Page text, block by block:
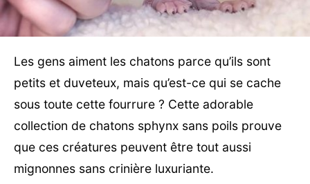
Les gens aiment les chatons parce qu’ils sont
petits et duveteux, mais qu’est-ce qui se cache
sous toute cette fourrure ? Cette adorable
collection de chatons sphynx sans poils prouve
que ces créatures peuvent être tout aussi
mignonnes sans crinière luxuriante.